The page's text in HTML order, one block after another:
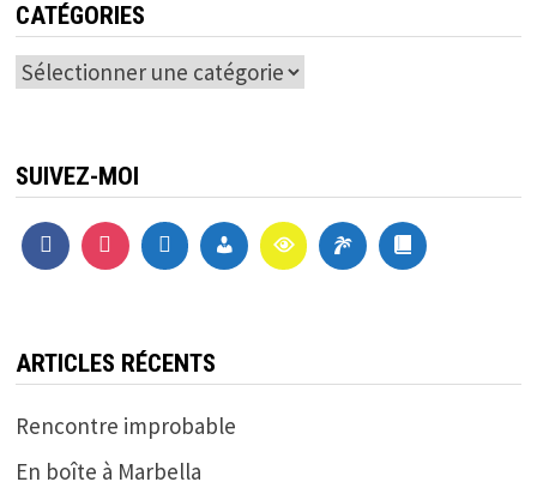
CATÉGORIES
Catégories
SUIVEZ-MOI
ARTICLES RÉCENTS
Rencontre improbable
En boîte à Marbella